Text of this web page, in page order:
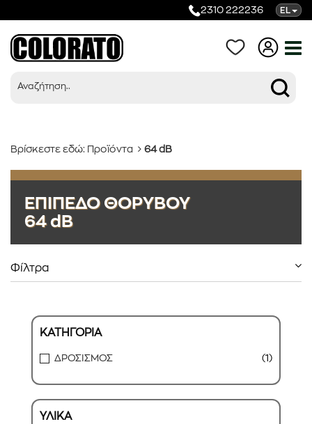
2310 222236 EL
Κατηγορίες
Βρίσκεστε εδώ: Προϊόντα 64 dB
ΕΠΙΠΕΔΟ ΘΟΡΥΒΟΥ
64 dB
Φίλτρα
ΚΑΤΗΓΟΡΙΑ
ΔΡΟΣΙΣΜΟΣ (1)
ΥΛΙΚΑ